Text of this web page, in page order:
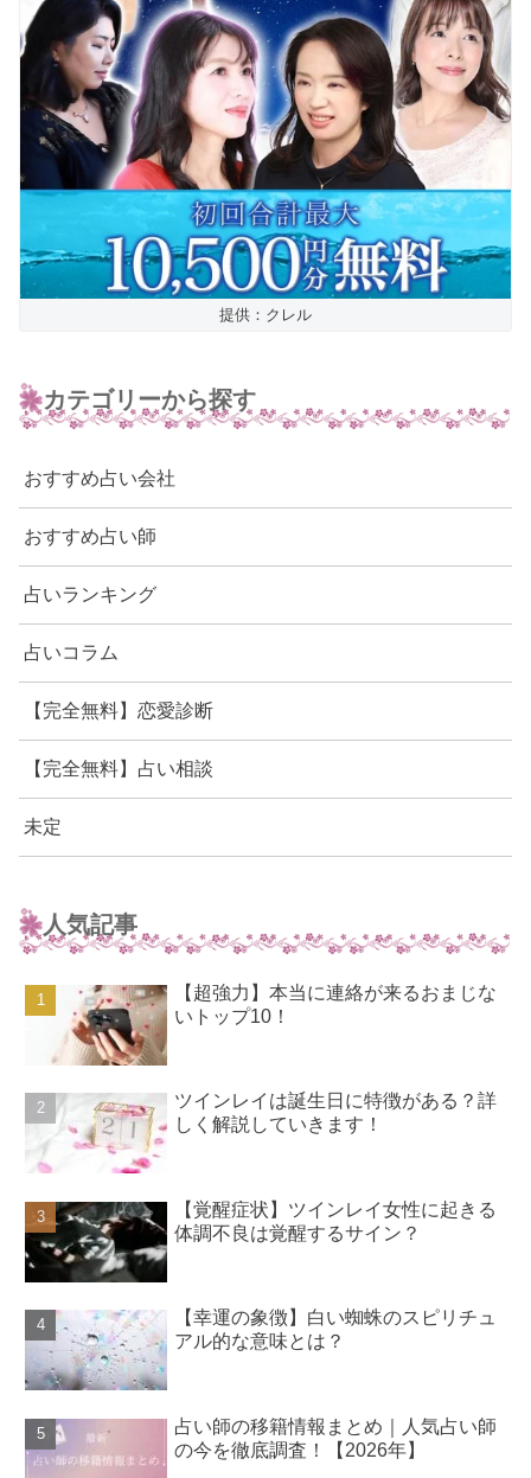
提供：クレル
カテゴリーから探す
おすすめ占い会社
おすすめ占い師
占いランキング
占いコラム
【完全無料】恋愛診断
【完全無料】占い相談
未定
人気記事
【超強力】本当に連絡が来るおまじな
いトップ10！
ツインレイは誕生日に特徴がある？詳
しく解説していきます！
【覚醒症状】ツインレイ女性に起きる
体調不良は覚醒するサイン？
【幸運の象徴】白い蜘蛛のスピリチュ
アル的な意味とは？
占い師の移籍情報まとめ｜人気占い師
の今を徹底調査！【2026年】